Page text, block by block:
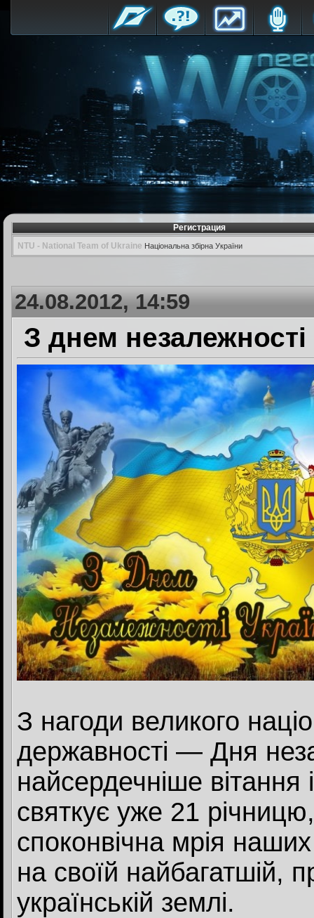
Регистрация
NTU - National Team of Ukraine Національна збірна України
24.08.2012, 14:59
З днем незалежності
З нагоди великого
державності — Дня
найсердечніше
святкує уже 21
споконвічна мрія
на своїй найбагатшій,
українській землі.